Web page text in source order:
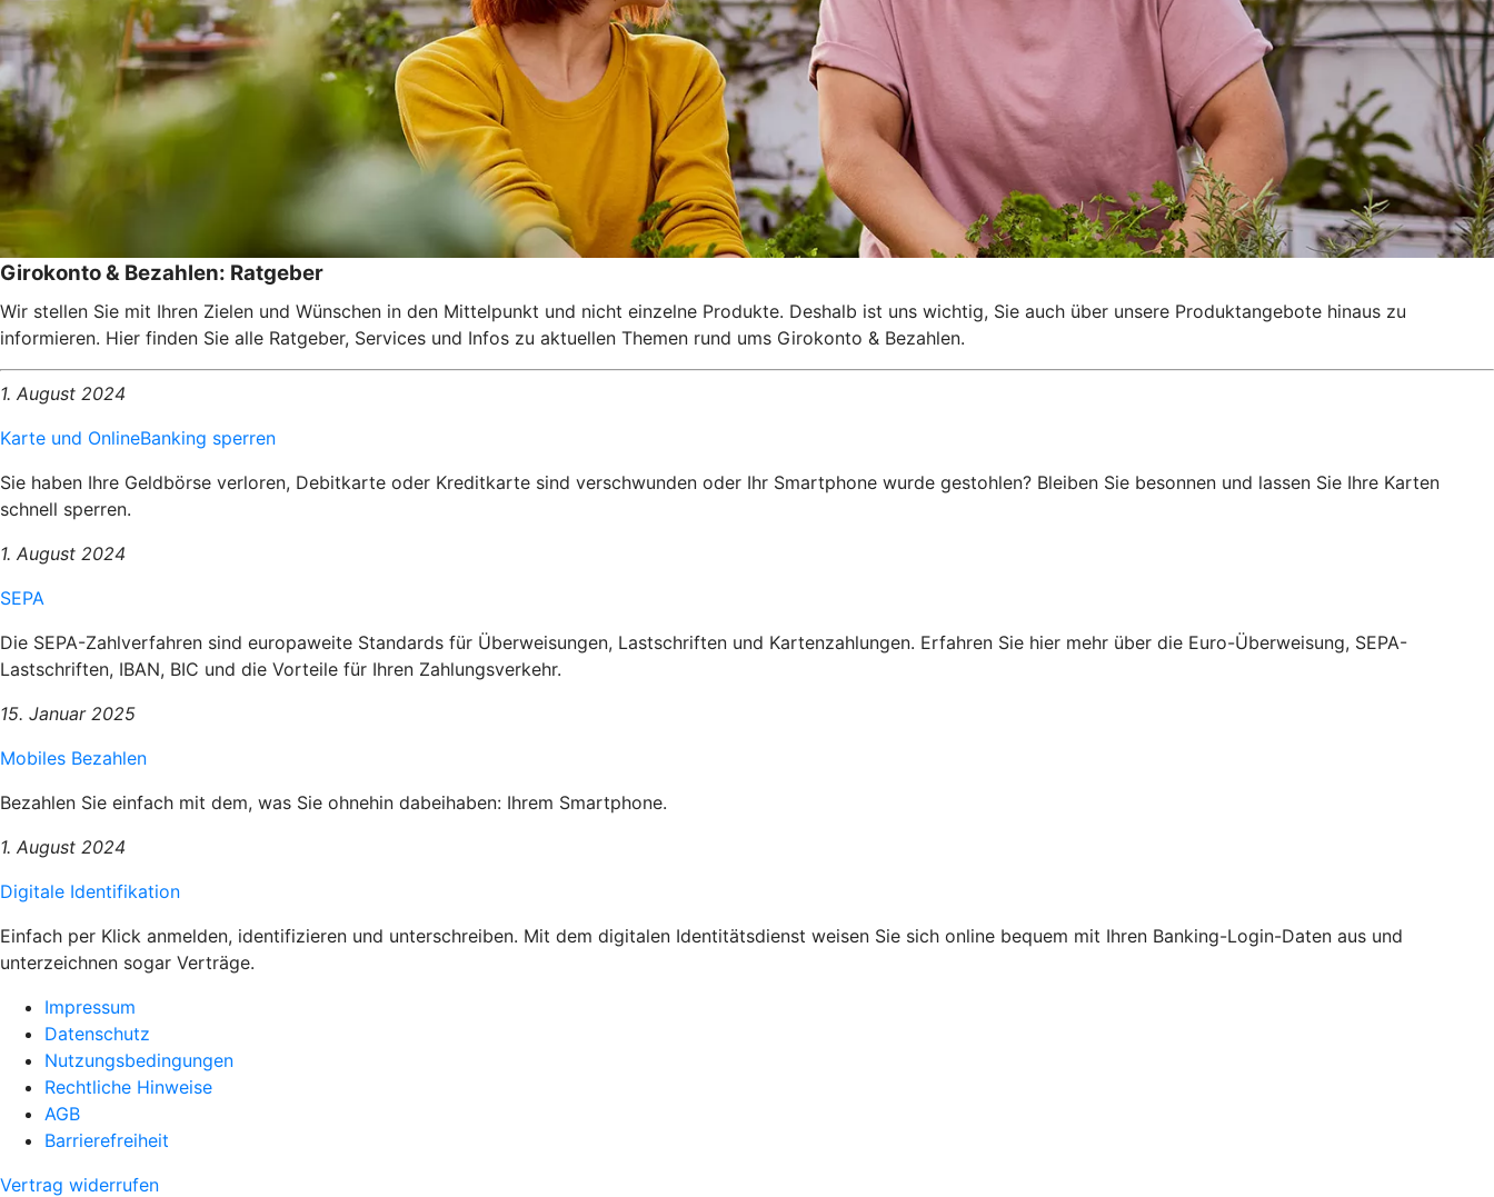
Girokonto & Bezahlen: Ratgeber
Wir stellen Sie mit Ihren Zielen und Wünschen in den Mittelpunkt und nicht einzelne Produkte. Deshalb ist uns wichtig, Sie auch über unsere Produktangebote hinaus zu
informieren. Hier finden Sie alle Ratgeber, Services und Infos zu aktuellen Themen rund ums Girokonto & Bezahlen.
1. August 2024
Karte und OnlineBanking sperren
Sie haben Ihre Geldbörse verloren, Debitkarte oder Kreditkarte sind verschwunden oder Ihr Smartphone wurde gestohlen? Bleiben Sie besonnen und lassen Sie Ihre Karten
schnell sperren.
1. August 2024
SEPA
Die SEPA-Zahlverfahren sind europaweite Standards für Überweisungen, Lastschriften und Kartenzahlungen. Erfahren Sie hier mehr über die Euro-Überweisung, SEPA-
Lastschriften, IBAN, BIC und die Vorteile für Ihren Zahlungsverkehr.
15. Januar 2025
Mobiles Bezahlen
Bezahlen Sie einfach mit dem, was Sie ohnehin dabeihaben: Ihrem Smartphone.
1. August 2024
Digitale Identifikation
Einfach per Klick anmelden, identifizieren und unterschreiben. Mit dem digitalen Identitätsdienst weisen Sie sich online bequem mit Ihren Banking-Login-Daten aus und
unterzeichnen sogar Verträge.
Impressum
Datenschutz
Nutzungsbedingungen
Rechtliche Hinweise
AGB
Barrierefreiheit
Vertrag widerrufen